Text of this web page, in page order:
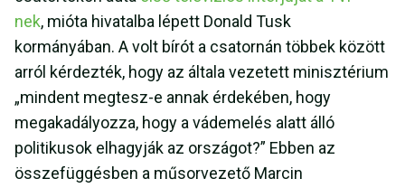
nek, mióta hivatalba lépett Donald Tusk
kormányában. A volt bírót a csatornán többek között
arról kérdezték, hogy az általa vezetett minisztérium
„mindent megtesz-e annak érdekében, hogy
megakadályozza, hogy a vádemelés alatt álló
politikusok elhagyják az országot?” Ebben az
összefüggésben a műsorvezető Marcin